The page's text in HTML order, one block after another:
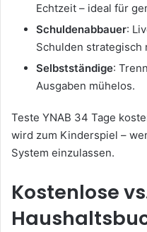
Echtzeit – ideal für
Schuldenabbauer:
Schulden strategisch
Selbstständige:
Ausgaben mühelos.
Teste YNAB 34 Tage
wird zum Kinderspiel –
System einzulassen.
Kostenlose